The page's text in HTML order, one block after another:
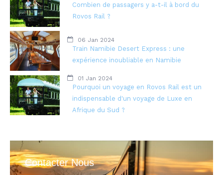
Combien de passagers y a-t-il à bord du
Rovos Rail ?
06 Jan 2024
Train Namibie Desert Express : une
expérience inoubliable en Namibie
01 Jan 2024
Pourquoi un voyage en Rovos Rail est un
indispensable d'un voyage de Luxe en
Afrique du Sud ?
Contacter Nous